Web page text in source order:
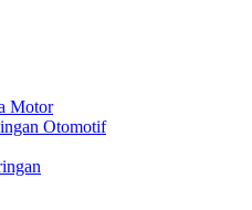
Motor
Otomotif